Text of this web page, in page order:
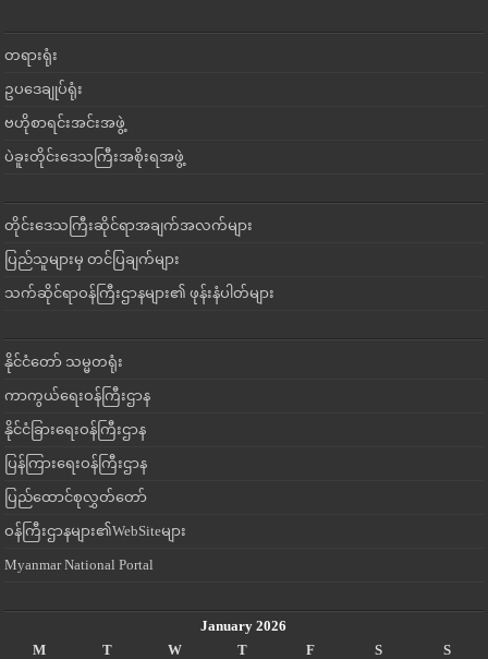
တရားရုံး
ဥပဒေချုပ်ရုံး
ဗဟိုစာရင်းအင်းအဖွဲ့
ပဲခူးတိုင်းဒေသကြီးအစိုးရအဖွဲ့
တိုင်းဒေသကြီးဆိုင်ရာအချက်အလက်များ
ပြည်သူများမှ တင်ပြချက်များ
သက်ဆိုင်ရာဝန်ကြီးဌာနများ၏ ဖုန်းနံပါတ်များ
နိုင်ငံတော် သမ္မတရုံး
ကာကွယ်ရေးဝန်ကြီးဌာန
နိုင်ငံခြားရေးဝန်ကြီးဌာန
ပြန်ကြားရေးဝန်ကြီးဌာန
ပြည်ထောင်စုလွှတ်တော်
ဝန်ကြီးဌာနများ၏WebSiteများ
Myanmar National Portal
January 2026
M
T W T F S S